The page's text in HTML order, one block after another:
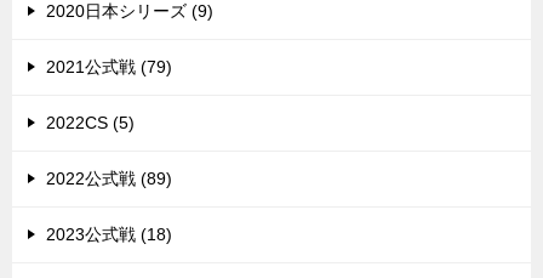
2020日本シリーズ (9)
2021公式戦 (79)
2022CS (5)
2022公式戦 (89)
2023公式戦 (18)